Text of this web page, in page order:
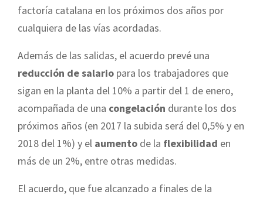
factoría catalana en los próximos dos años por
cualquiera de las vías acordadas.
Además de las salidas, el acuerdo prevé una
reducción de salario para los trabajadores que
sigan en la planta del 10% a partir del 1 de enero,
acompañada de una congelación durante los dos
próximos años (en 2017 la subida será del 0,5% y en
2018 del 1%) y el aumento de la flexibilidad en
más de un 2%, entre otras medidas.
El acuerdo, que fue alcanzado a finales de la